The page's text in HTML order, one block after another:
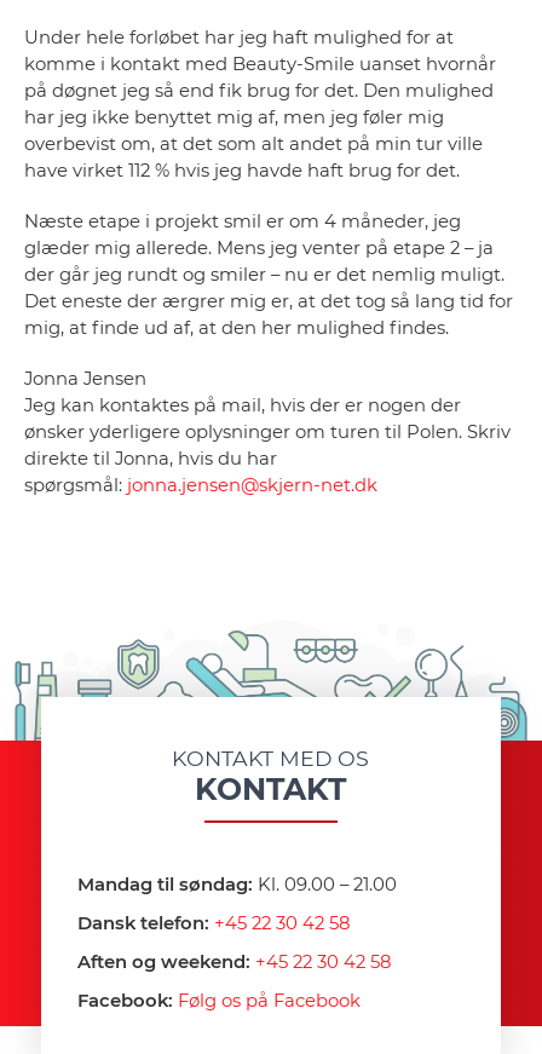
Under hele forløbet har jeg haft mulighed for at
komme i kontakt med Beauty-Smile uanset hvornår
på døgnet jeg så end fik brug for det. Den mulighed
har jeg ikke benyttet mig af, men jeg føler mig
overbevist om, at det som alt andet på min tur ville
have virket 112 % hvis jeg havde haft brug for det.
Næste etape i projekt smil er om 4 måneder, jeg
glæder mig allerede. Mens jeg venter på etape 2 – ja
der går jeg rundt og smiler – nu er det nemlig muligt.
Det eneste der ærgrer mig er, at det tog så lang tid for
mig, at finde ud af, at den her mulighed findes.
Jonna Jensen
Jeg kan kontaktes på mail, hvis der er nogen der
ønsker yderligere oplysninger om turen til Polen. Skriv
direkte til Jonna, hvis du har
spørgsmål: jonna.jensen@skjern-net.dk
KONTAKT MED OS
KONTAKT
Mandag til søndag: Kl. 09.00 – 21.00
Dansk telefon: +45 22 30 42 58
Aften og weekend: +45 22 30 42 58
Facebook: Følg os på Facebook